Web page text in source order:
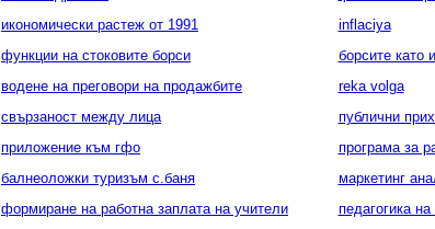
икономически растеж от 1991
inflaciya
функции на стоковите борси
борсите като
водене на преговори на продажбите
reka volga
свързаност между лица
публични
приложение към гфо
програма за
балнеоложки туризъм с.баня
маркетинг
формиране на работна заплата на учители
педагогика